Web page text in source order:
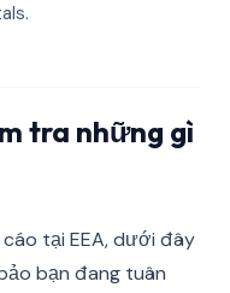
tra những gì
tại EEA, dưới đây
bạn đang tuân